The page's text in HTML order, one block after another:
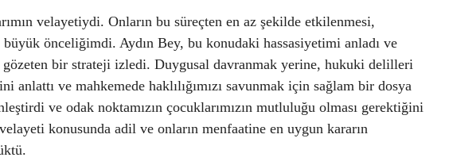
velayetiydi. Onların bu süreçten en az şekilde etkilenmesi,
büyük önceliğimdi. Aydın Bey, bu konudaki hassasiyetimi anladı ve
gözeten bir strateji izledi. Duygusal davranmak yerine, hukuki delilleri
anlattı ve mahkemede haklılığımızı savunmak için sağlam bir dosya
ve odak noktamızın çocuklarımızın mutluluğu olması gerektiğini
konusunda adil ve onların menfaatine en uygun kararın